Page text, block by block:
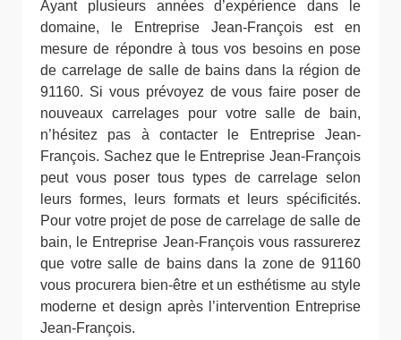
Ayant plusieurs années d’expérience dans le
domaine, le Entreprise Jean-François est en
mesure de répondre à tous vos besoins en pose
de carrelage de salle de bains dans la région de
91160. Si vous prévoyez de vous faire poser de
nouveaux carrelages pour votre salle de bain,
n’hésitez pas à contacter le Entreprise Jean-
François. Sachez que le Entreprise Jean-François
peut vous poser tous types de carrelage selon
leurs formes, leurs formats et leurs spécificités.
Pour votre projet de pose de carrelage de salle de
bain, le Entreprise Jean-François vous rassurerez
que votre salle de bains dans la zone de 91160
vous procurera bien-être et un esthétisme au style
moderne et design après l’intervention Entreprise
Jean-François.